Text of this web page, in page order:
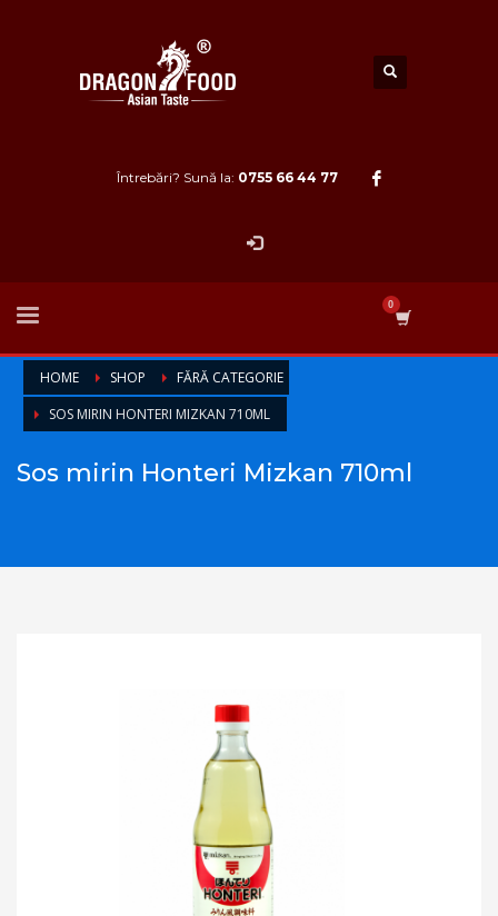
Întrebări? Sună la: 0755 66 44 77
HOME SHOP
FĂRĂ CATEGORIE
SOS MIRIN HONTERI MIZKAN 710ML
Sos mirin Honteri Mizkan 710ml